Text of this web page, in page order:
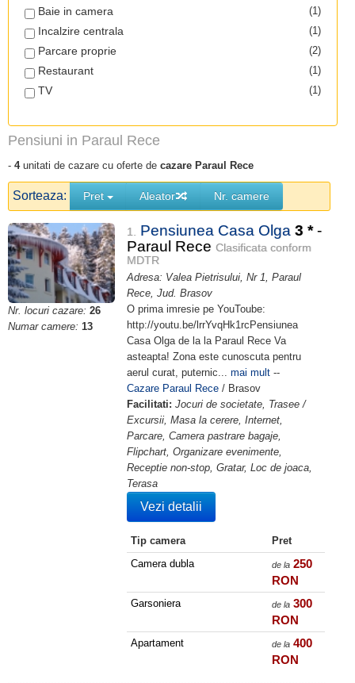
(1)
Baie in camera
(1)
Incalzire centrala
(2)
Parcare proprie
(1)
Restaurant
(1)
TV
Pensiuni in Paraul Rece
- 4unitati de cazare cu oferte de cazare Paraul Rece
Sorteaza: Pret Aleator Nr. camere
Nr. locuri cazare: 26
Numar camere: 13
1. Pensiunea Casa Olga 3 * -
Paraul Rece Clasificata conform
MDTR
Adresa: Valea Pietrisului, Nr 1, Paraul
Rece, Jud. Brasov
O prima imresie pe YouToube:
http://youtu.be/lrrYvqHk1rcPensiunea
Casa Olga de la la Paraul Rece Va
asteapta! Zona este cunoscuta pentru
aerul curat, puternic... mai mult --
Cazare Paraul Rece / Brasov
Facilitati: Jocuri de societate, Trasee /
Excursii, Masa la cerere, Internet,
Parcare, Camera pastrare bagaje,
Flipchart, Organizare evenimente,
Receptie non-stop, Gratar, Loc de joaca,
Terasa
Vezi detalii
Tip camera
Pret
Camera dubla
de la 250
RON
Garsoniera de la 300
RON
Apartament de la 400
RON